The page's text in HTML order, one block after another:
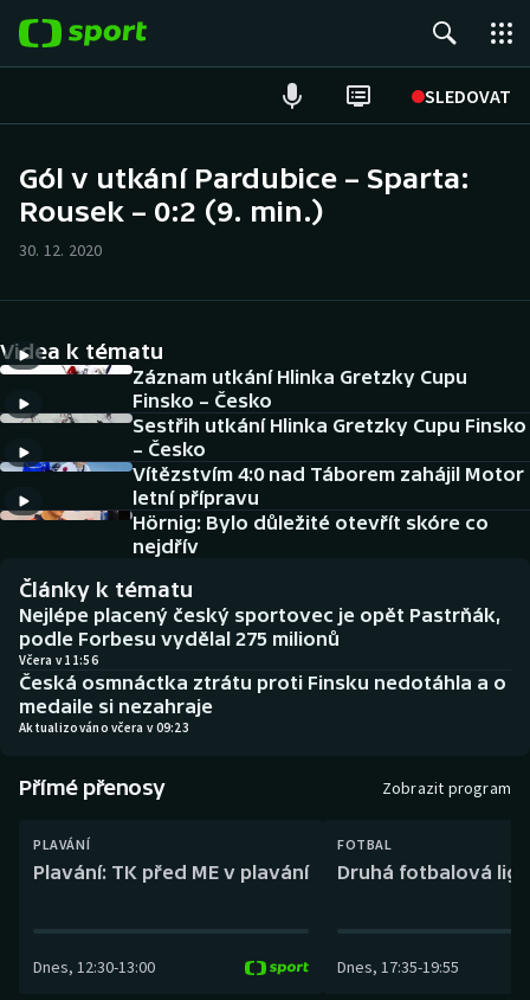
SLEDOVAT
Hokej
Cyklistika
DALŠÍ SPORTY
Americký fotbal
Baseball a softbal
Basketbal
Biatlon
Boby a skeleton
Box
Curling
NEPŘEHLÉDNĚTE
Historické návraty
Aplikace ČT sport
AZ kvíz
Gól v utkání Pardubice – Sparta:
Rousek – 0:2 (9. min.)
30. 12. 2020
Videa k tématu
Záznam utkání Hlinka Gretzky Cupu
Finsko – Česko
Sestřih utkání Hlinka Gretzky Cupu Finsko
– Česko
Vítězstvím 4:0 nad Táborem zahájil Motor
letní přípravu
Hörnig: Bylo důležité otevřít skóre co
nejdřív
Články k tématu
Nejlépe placený český sportovec je opět Pastrňák,
podle Forbesu vydělal 275 milionů
Včera v 11:56
Česká osmnáctka ztrátu proti Finsku nedotáhla a o
medaile si nezahraje
Aktualizováno včera v 09:23
Přímé přenosy Zobrazit program
PLAVÁNÍ
Plavání: TK před ME v plavání
Dnes, 12:30-13:00
FOTBAL
Druhá fotbalová
Dnes, 17:35-19:55